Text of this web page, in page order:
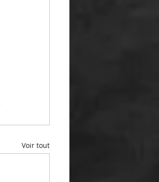
Voir tout